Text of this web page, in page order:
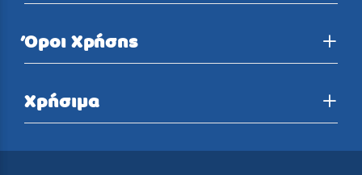
Όροι Χρήσης
Χρήσιμα